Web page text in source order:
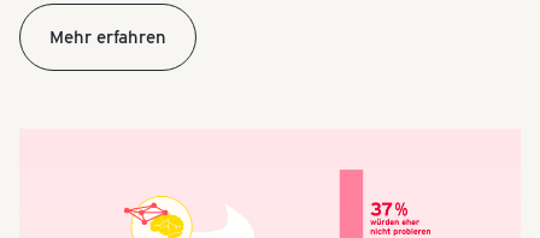
Mehr erfahren